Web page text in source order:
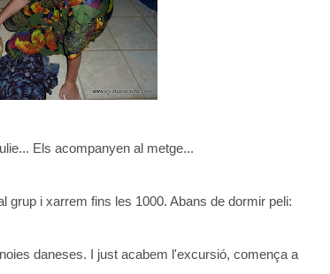
Els acompanyen al metge...
grup i xarrem fins les 1000. Abans de dormir peli:
daneses. I just acabem l'excursió, comença a